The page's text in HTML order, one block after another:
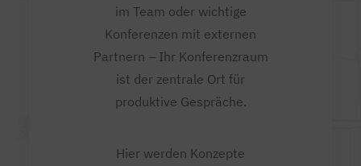
im Team oder wichtige
Konferenzen mit externen
Partnern – Ihr Konferenzraum
ist der zentrale Ort für
produktive Gespräche.
Hier werden Konzepte